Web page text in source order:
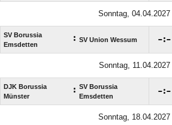
Sonntag, 04.04.2027
SV Borussia
Emsdetten
: SV Union Wessum :
Sonntag, 11.04.2027
DJK Borussia
Münster
: SV Borussia
Emsdetten
:
Sonntag, 18.04.2027